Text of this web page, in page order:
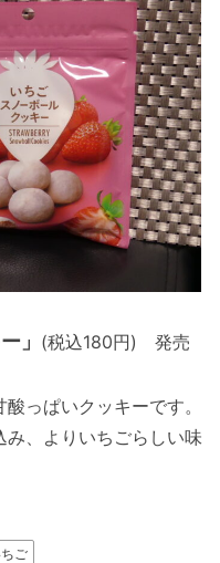
」 (税込180円) 発売
っぱいクッキーです。
、よりいちごらしい味
ご